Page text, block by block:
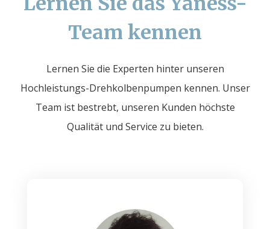
Team kennen
Lernen Sie die Experten hinter unseren
Hochleistungs-Drehkolbenpumpen kennen. Unser
Team ist bestrebt, unseren Kunden höchste
Qualität und Service zu bieten.